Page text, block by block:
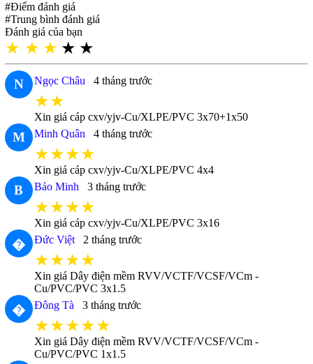
#Điểm đánh giá
#Trung bình đánh giá
Đánh giá của bạn
★ ★ ★ ★ ★
N Ngọc Châu 4 tháng trước
★★
Xin giá cáp cxv/yjv-Cu/XLPE/PVC 3x70+1x50
M Minh Quân 4 tháng trước
★★★★
Xin giá cáp cxv/yjv-Cu/XLPE/PVC 4x4
B Bảo Minh 3 tháng trước
★★★★
Xin giá cáp cxv/yjv-Cu/XLPE/PVC 3x16
� Đức Việt 2 tháng trước
★★★★
Xin giá Dây điện mềm RVV/VCTF/VCSF/VCm -
Cu/PVC/PVC 3x1.5
� Đông Tà 3 tháng trước
★★★★★
Xin giá Dây điện mềm RVV/VCTF/VCSF/VCm -
Cu/PVC/PVC 1x1.5